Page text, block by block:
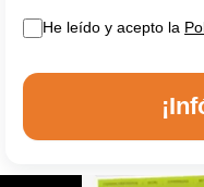
He leído y acepto la